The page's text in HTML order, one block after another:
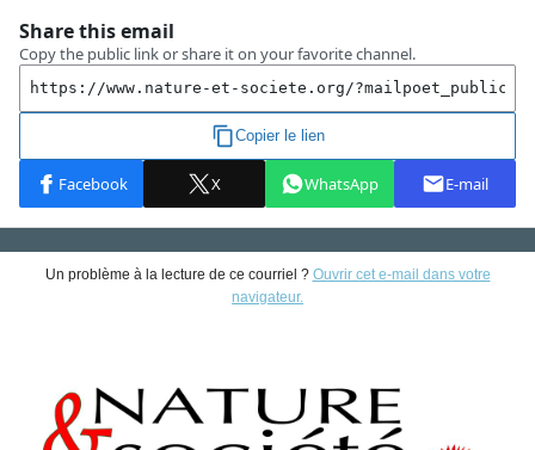
Un problème à la lecture de ce courriel ? Ouvrir cet e-mail dans votre
navigateur.